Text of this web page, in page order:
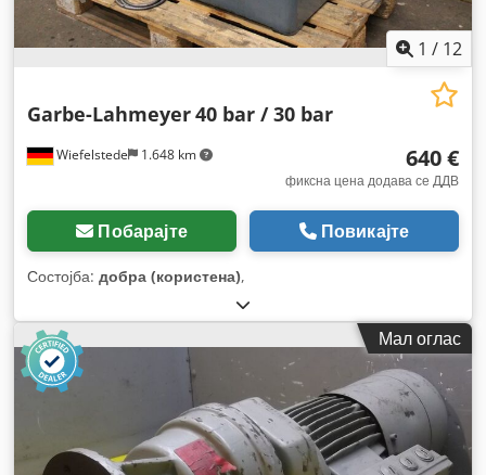
1 / 12
Wiefelstede 1.648 km
Garbe-Lahmeyer40 bar / 30 bar
640 €
фиксна цена додава се ДДВ
Побарајте Повикајте
Состојба: добра (користена),
Мал оглас